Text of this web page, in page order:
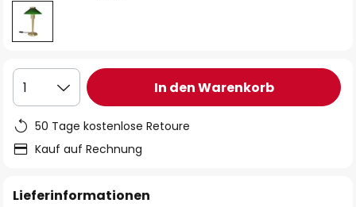
1 In den Warenkorb
50 Tage kostenlose Retoure
Kauf auf Rechnung
Lieferinformationen